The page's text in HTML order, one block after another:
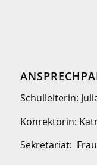
Schulleiterin:
Konrektorin:
Sekretariat: